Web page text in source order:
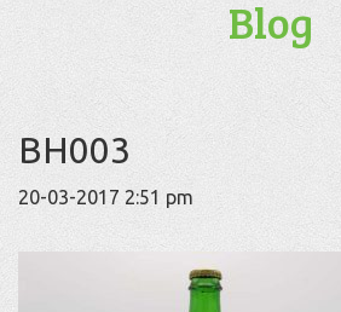
Blog
BH003
20-03-2017 2:51 pm